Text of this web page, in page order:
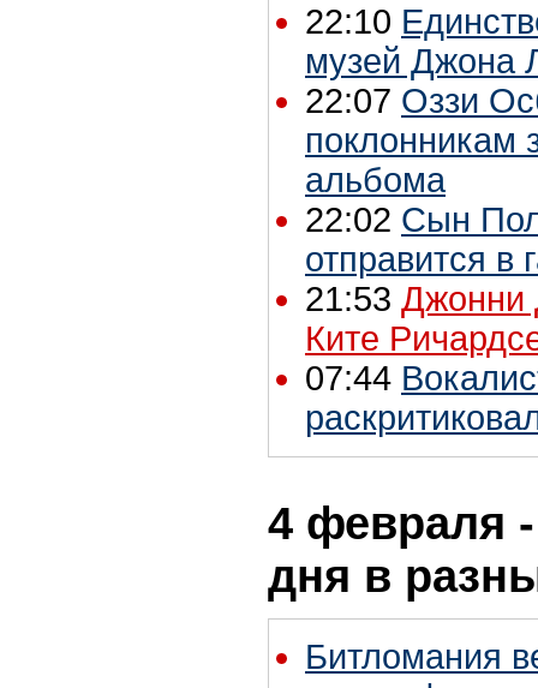
22:10
музей Джона
22:07 Оззи
поклонникам
альбома
22:02 Сын
отправится в
21:53 Джонни
Ките
07:44
4 февраля -
дня в
Битломания